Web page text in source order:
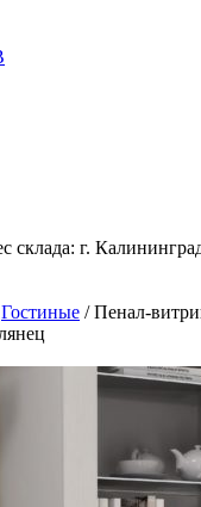
склада: г.
Гостиные / Пенал-